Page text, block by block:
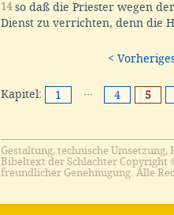
14so daß die Priester wegen
Dienst zu verrichten, denn die
<
Kapitel: 1 ··· 4 5
Gestaltung, technische
Bibeltext der Schlachter Copyright
freundlicher Genehmigung. Alle